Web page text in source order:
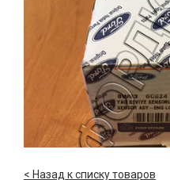
< Назад к списку товаров